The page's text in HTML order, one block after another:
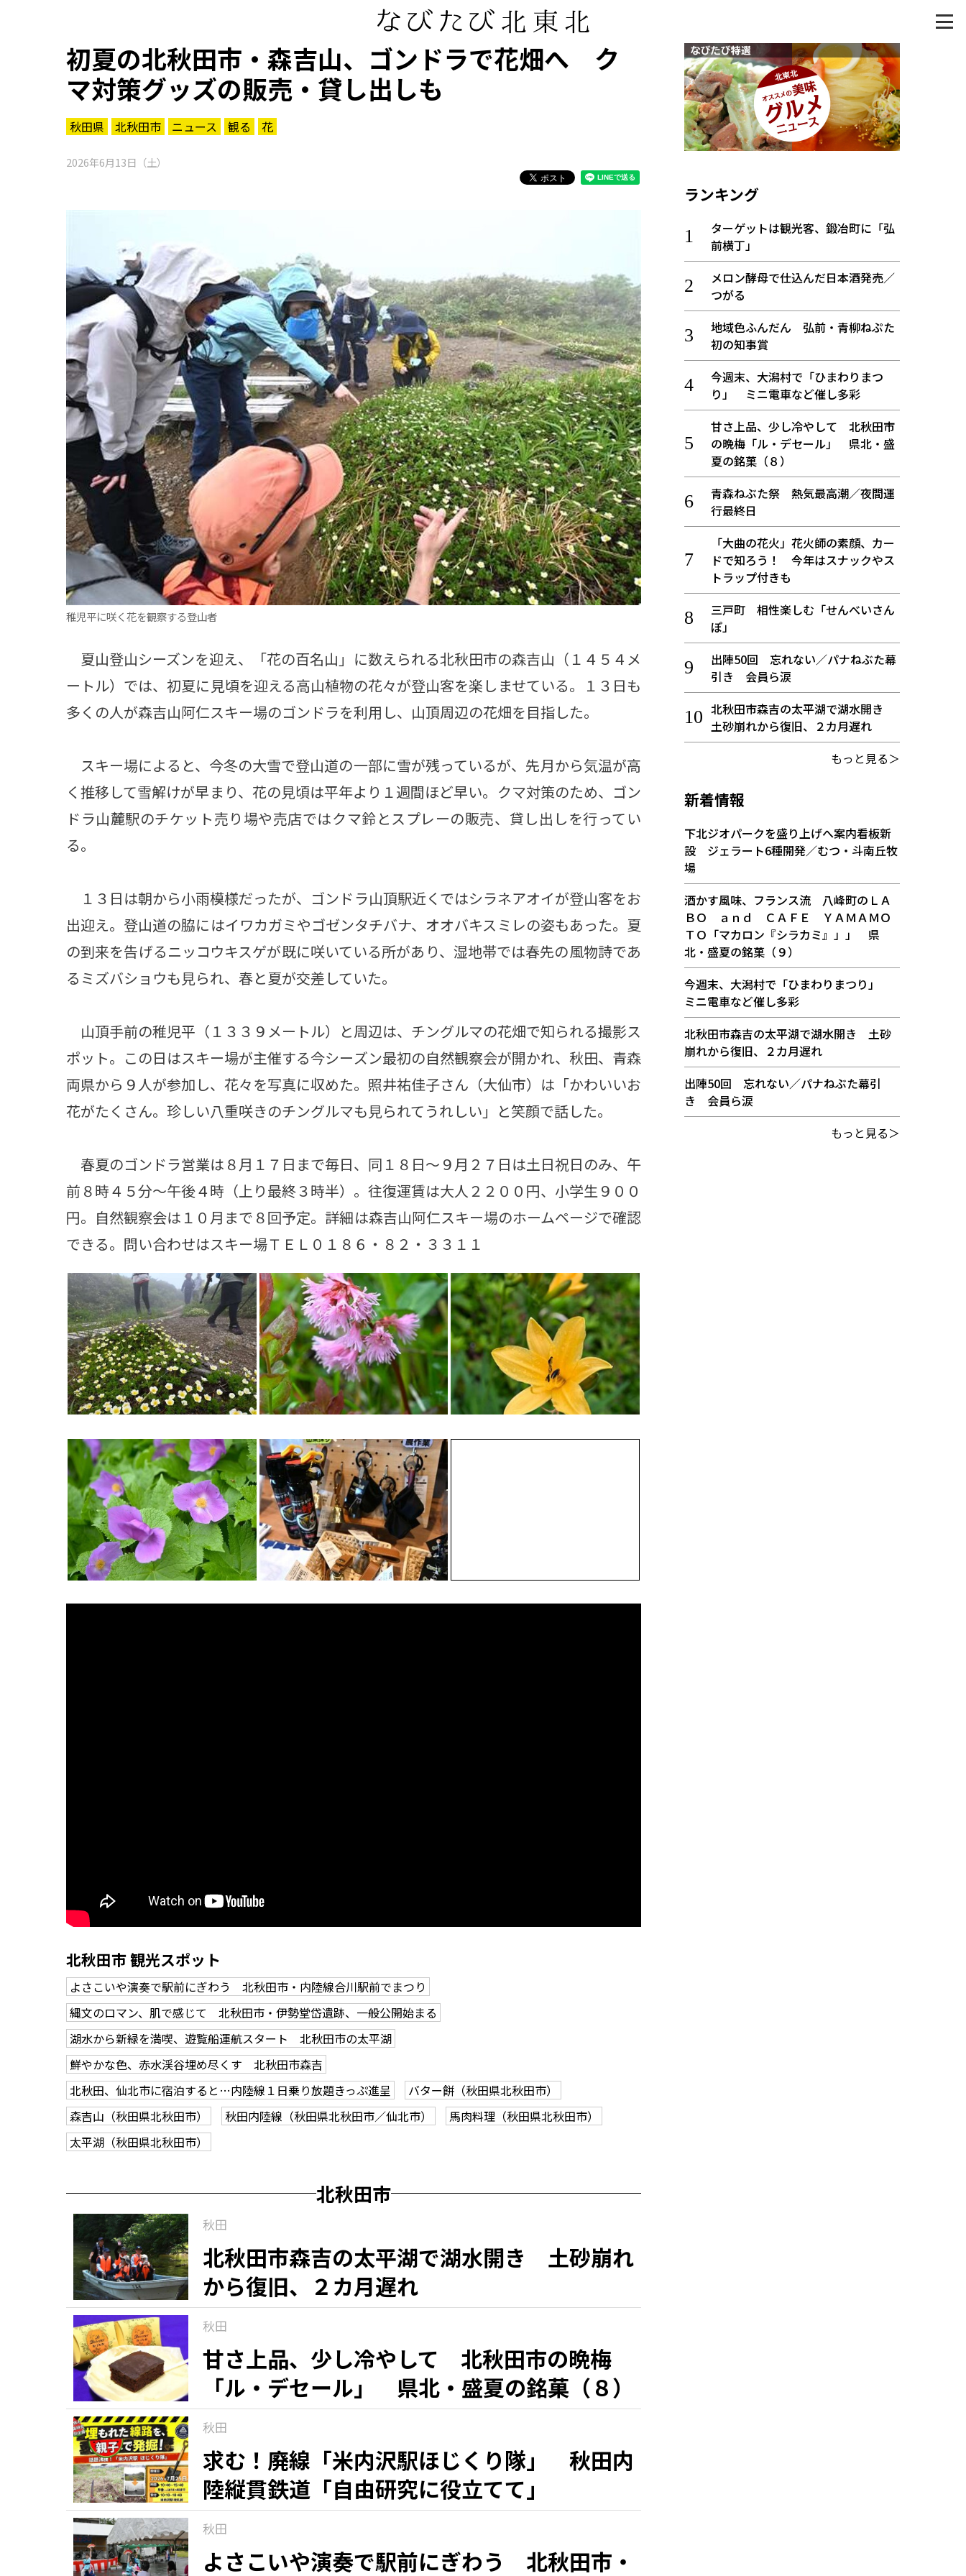
初夏の北秋田市・森吉山、ゴンドラで花畑へ ク
マ対策グッズの販売・貸し出しも
秋田県 北秋田市 ニュース 観る 花
2026年6月13日（土）
稚児平に咲く花を観察する登山者
夏山登山シーズンを迎え、「花の百名山」に数えられる北秋田市の森吉山（１４５４メ
ートル）では、初夏に見頃を迎える高山植物の花々が登山客を楽しませている。１３日も
多くの人が森吉山阿仁スキー場のゴンドラを利用し、山頂周辺の花畑を目指した。
スキー場によると、今冬の大雪で登山道の一部に雪が残っているが、先月から気温が高
く推移して雪解けが早まり、花の見頃は平年より１週間ほど早い。クマ対策のため、ゴン
ドラ山麓駅のチケット売り場や売店ではクマ鈴とスプレーの販売、貸し出しを行ってい
る。
１３日は朝から小雨模様だったが、ゴンドラ山頂駅近くではシラネアオイが登山客をお
出迎え。登山道の脇にはイワカガミやゴゼンタチバナ、オオバキスミレの姿もあった。夏
の到来を告げるニッコウキスゲが既に咲いている所があり、湿地帯では春先の風物詩であ
るミズバショウも見られ、春と夏が交差していた。
山頂手前の稚児平（１３３９メートル）と周辺は、チングルマの花畑で知られる撮影ス
ポット。この日はスキー場が主催する今シーズン最初の自然観察会が開かれ、秋田、青森
両県から９人が参加し、花々を写真に収めた。照井祐佳子さん（大仙市）は「かわいいお
花がたくさん。珍しい八重咲きのチングルマも見られてうれしい」と笑顔で話した。
春夏のゴンドラ営業は８月１７日まで毎日、同１８日～９月２７日は土日祝日のみ、午
前８時４５分～午後４時（上り最終３時半）。往復運賃は大人２２００円、小学生９００
円。自然観察会は１０月まで８回予定。詳細は森吉山阿仁スキー場のホームページで確認
できる。問い合わせはスキー場ＴＥＬ０１８６・８２・３３１１
北秋田市 観光スポット
よさこいや演奏で駅前にぎわう 北秋田市・内陸線合川駅前でまつり
縄文のロマン、肌で感じて 北秋田市・伊勢堂岱遺跡、一般公開始まる
湖水から新緑を満喫、遊覧船運航スタート 北秋田市の太平湖
鮮やかな色、赤水渓谷埋め尽くす 北秋田市森吉
北秋田、仙北市に宿泊すると…内陸線１日乗り放題きっぷ進呈
バター餅（秋田県北秋田市）
森吉山（秋田県北秋田市）
秋田内陸線（秋田県北秋田市／仙北市）
馬肉料理（秋田県北秋田市）
太平湖（秋田県北秋田市）
北秋田市
秋田
北秋田市森吉の太平湖で湖水開き 土砂崩れ
から復旧、２カ月遅れ
秋田
甘さ上品、少し冷やして 北秋田市の晩梅
「ル・デセール」 県北・盛夏の銘菓（８）
秋田
求む！廃線「米内沢駅ほじくり隊」 秋田内
陸縦貫鉄道「自由研究に役立てて」
秋田
よさこいや演奏で駅前にぎわう 北秋田市・
ランキング
ターゲットは観光客、鍛冶町に「弘
前横丁」
メロン酵母で仕込んだ日本酒発売／
つがる
地域色ふんだん 弘前・青柳ねぷた
初の知事賞
今週末、大潟村で「ひまわりまつ
り」 ミニ電車など催し多彩
甘さ上品、少し冷やして 北秋田市
の晩梅「ル・デセール」 県北・盛
夏の銘菓（８）
青森ねぶた祭 熱気最高潮／夜間運
行最終日
「大曲の花火」花火師の素顔、カー
ドで知ろう！ 今年はスナックやス
トラップ付きも
三戸町 相性楽しむ「せんべいさん
ぽ」
出陣50回 忘れない／パナねぶた幕
引き 会員ら涙
北秋田市森吉の太平湖で湖水開き
土砂崩れから復旧、２カ月遅れ
もっと見る＞
新着情報
下北ジオパークを盛り上げへ案内看板新
設 ジェラート6種開発／むつ・斗南丘牧
場
酒かす風味、フランス流 八峰町のＬＡ
ＢＯ ａｎｄ ＣＡＦＥ ＹＡＭＡＭＯ
ＴＯ「マカロン『シラカミ』」」 県
北・盛夏の銘菓（９）
今週末、大潟村で「ひまわりまつり」
ミニ電車など催し多彩
北秋田市森吉の太平湖で湖水開き 土砂
崩れから復旧、２カ月遅れ
出陣50回 忘れない／パナねぶた幕引
き 会員ら涙
もっと見る＞
パワースポット
まつり・イベント
おみやげ・特産
道の駅・産直
アウトドア・レジャー